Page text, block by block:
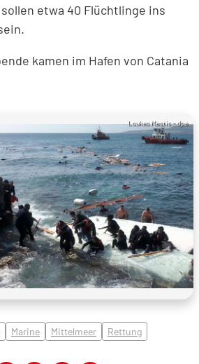
etwa 40 Flüchtlinge ins
kamen im Hafen von Catania
Loukas Mastis - dpa
Marine Mittelmeer Rettung